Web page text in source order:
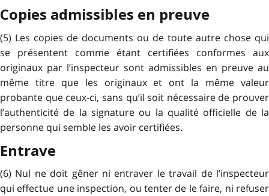
Copies admissibles en preuve
(5) Les copies de documents ou de toute autre chose qui
se présentent comme étant certifiées conformes aux
originaux par l’inspecteur sont admissibles en preuve au
même titre que les originaux et ont la même valeur
probante que ceux-ci, sans qu’il soit nécessaire de prouver
l’authenticité de la signature ou la qualité officielle de la
personne qui semble les avoir certifiées.
Entrave
(6) Nul ne doit gêner ni entraver le travail de l’inspecteur
qui effectue une inspection, ou tenter de le faire, ni refuser